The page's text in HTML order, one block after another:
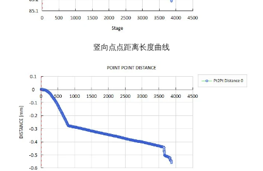
竖向点点距离长度曲线